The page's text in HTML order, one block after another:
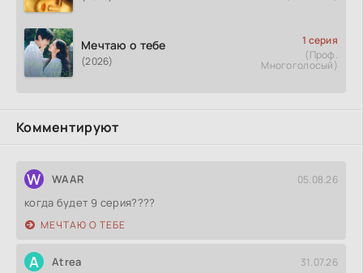
Мечтаю о тебе
(2026)
1 серия
(Проф.
Многоголосый)
Комментируют
W WAAR 05.08.26
когда будет 9 серия????
МЕЧТАЮ О ТЕБЕ
A Atrea 31.07.26